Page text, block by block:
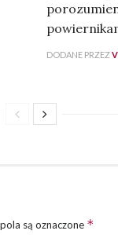
DODANE PRZEZ
są oznaczone *